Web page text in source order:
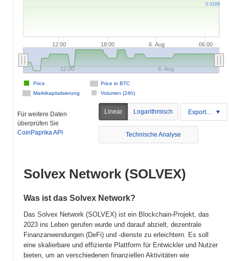
12:00 18:00 6. Aug 06:00
Price in BTC
Marktkapitalisierung
Volumen (24h)
Price
12:00 6. Aug
0.0188
Für weitere Daten
überprüfen Sie
CoinPaprika API
Linear Logarithmisch Exportieren
Technische Analyse
Solvex Network (SOLVEX)
Was ist das Solvex Network?
Das Solvex Network (SOLVEX) ist ein Blockchain-Projekt, das
2023 ins Leben gerufen wurde und darauf abzielt, dezentrale
Finanzanwendungen (DeFi) und -dienste zu erleichtern. Es soll
eine skalierbare und effiziente Plattform für Entwickler und Nutzer
bieten, um an verschiedenen finanziellen Aktivitäten wie